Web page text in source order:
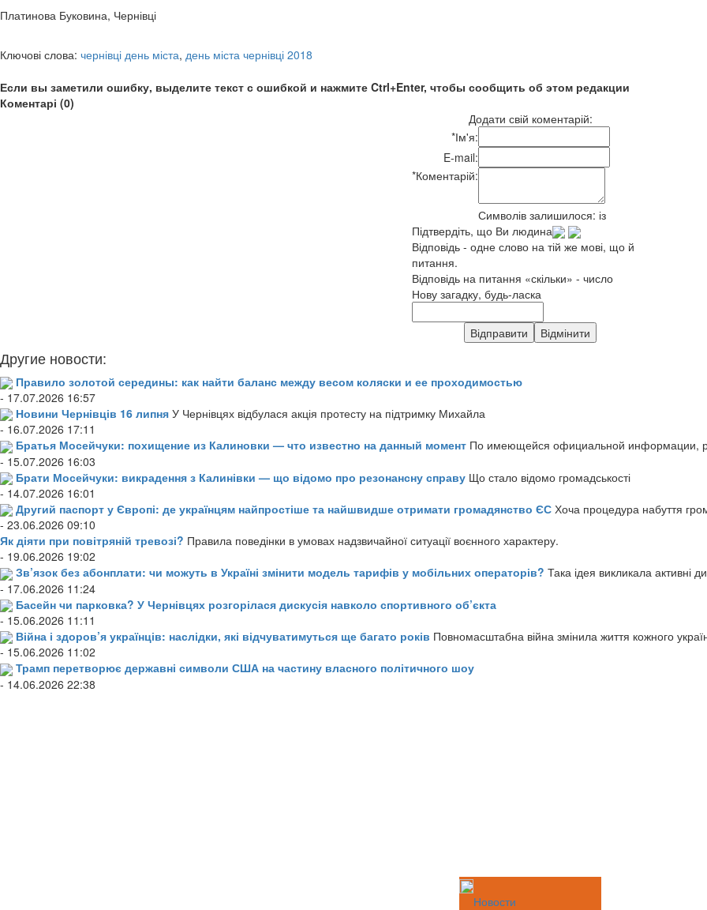
Платинова Буковина, Чернівці
Ключові слова: чернівці день міста, день міста чернівці 2018
Если вы заметили ошибку, выделите текст с ошибкой и нажмите Ctrl+Enter, чтобы сообщить об этом редакции
Коментарі (0)
Додати свій коментарій:
*Ім'я:
E-mail:
*Коментарій:
Символів залишилося: із
Підтвердіть, що Ви людина
Відповідь - одне слово на тій же мові, що й
питання.
Відповідь на питання «скільки» - число
Нову загадку, будь-ласка
Другие новости:
Правило золотой середины: как найти баланс между весом коляски и ее проходимостью
- 17.07.2026 16:57
Новини Чернівців 16 липня У Чернівцях відбулася акція протесту на підтримку Михайла
- 16.07.2026 17:11
Братья Мосейчуки: похищение из Калиновки — что известно на данный момент По имеющейся официальной информации,
- 15.07.2026 16:03
Брати Мосейчуки: викрадення з Калинівки — що відомо про резонансну справу Що стало відомо громадськості
- 14.07.2026 16:01
Другий паспорт у Європі: де українцям найпростіше та найшвидше отримати громадянство ЄС Хоча процедура набуття
- 23.06.2026 09:10
Як діяти при повітряній тревозі? Правила поведінки в умовах надзвичайної ситуації воєнного характеру.
- 19.06.2026 19:02
Зв’язок без абонплати: чи можуть в Україні змінити модель тарифів у мобільних операторів? Така ідея викликала активні
- 17.06.2026 11:24
Басейн чи парковка? У Чернівцях розгорілася дискусія навколо спортивного об’єкта
- 15.06.2026 11:11
Війна і здоров’я українців: наслідки, які відчуватимуться ще багато років Повномасштабна війна змінила життя кожного
- 15.06.2026 11:02
Трамп перетворює державні символи США на частину власного політичного шоу
- 14.06.2026 22:38
Новости